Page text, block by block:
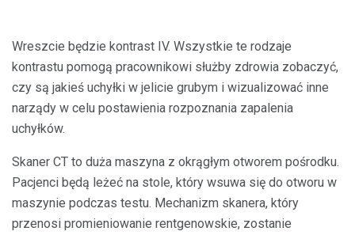
Wreszcie będzie kontrast IV. Wszystkie te rodzaje
kontrastu pomogą pracownikowi służby zdrowia zobaczyć,
czy są jakieś uchyłki w jelicie grubym i wizualizować inne
narządy w celu postawienia rozpoznania zapalenia
uchyłków.
Skaner CT to duża maszyna z okrągłym otworem pośrodku.
Pacjenci będą leżeć na stole, który wsuwa się do otworu w
maszynie podczas testu. Mechanizm skanera, który
przenosi promieniowanie rentgenowskie, zostanie